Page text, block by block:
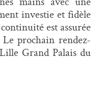
investie et fidèle
est assurée
prochain rendez-
Grand Palais du